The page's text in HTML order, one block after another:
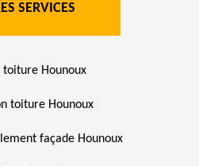
SERVICES
toiture Hounoux
toiture Hounoux
façade Hounoux